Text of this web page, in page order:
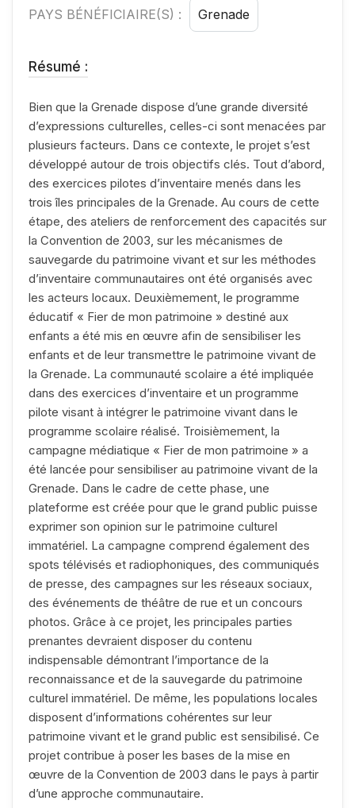
PAYS BÉNÉFICIAIRE(S) : Grenade
Résumé :
Bien que la Grenade dispose d’une grande diversité
d’expressions culturelles, celles-ci sont menacées par
plusieurs facteurs. Dans ce contexte, le projet s’est
développé autour de trois objectifs clés. Tout d’abord,
des exercices pilotes d’inventaire menés dans les
trois îles principales de la Grenade. Au cours de cette
étape, des ateliers de renforcement des capacités sur
la Convention de 2003, sur les mécanismes de
sauvegarde du patrimoine vivant et sur les méthodes
d’inventaire communautaires ont été organisés avec
les acteurs locaux. Deuxièmement, le programme
éducatif « Fier de mon patrimoine » destiné aux
enfants a été mis en œuvre afin de sensibiliser les
enfants et de leur transmettre le patrimoine vivant de
la Grenade. La communauté scolaire a été impliquée
dans des exercices d’inventaire et un programme
pilote visant à intégrer le patrimoine vivant dans le
programme scolaire réalisé. Troisièmement, la
campagne médiatique « Fier de mon patrimoine » a
été lancée pour sensibiliser au patrimoine vivant de la
Grenade. Dans le cadre de cette phase, une
plateforme est créée pour que le grand public puisse
exprimer son opinion sur le patrimoine culturel
immatériel. La campagne comprend également des
spots télévisés et radiophoniques, des communiqués
de presse, des campagnes sur les réseaux sociaux,
des événements de théâtre de rue et un concours
photos. Grâce à ce projet, les principales parties
prenantes devraient disposer du contenu
indispensable démontrant l’importance de la
reconnaissance et de la sauvegarde du patrimoine
culturel immatériel. De même, les populations locales
disposent d’informations cohérentes sur leur
patrimoine vivant et le grand public est sensibilisé. Ce
projet contribue à poser les bases de la mise en
œuvre de la Convention de 2003 dans le pays à partir
d’une approche communautaire.